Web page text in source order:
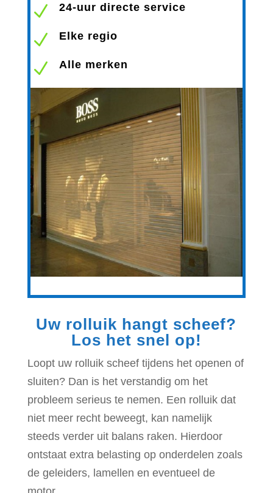
N 24-uur directe service
N Elke regio
N Alle merken
Uw rolluik hangt scheef?
Los het snel op!
Loopt uw rolluik scheef tijdens het openen of
sluiten? Dan is het verstandig om het
probleem serieus te nemen. Een rolluik dat
niet meer recht beweegt, kan namelijk
steeds verder uit balans raken. Hierdoor
ontstaat extra belasting op onderdelen zoals
de geleiders, lamellen en eventueel de